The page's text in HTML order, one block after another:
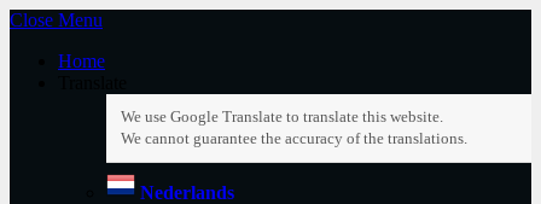
Close Menu
Home
Nederlands